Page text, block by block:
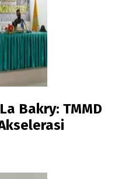
Bakry: TMMD